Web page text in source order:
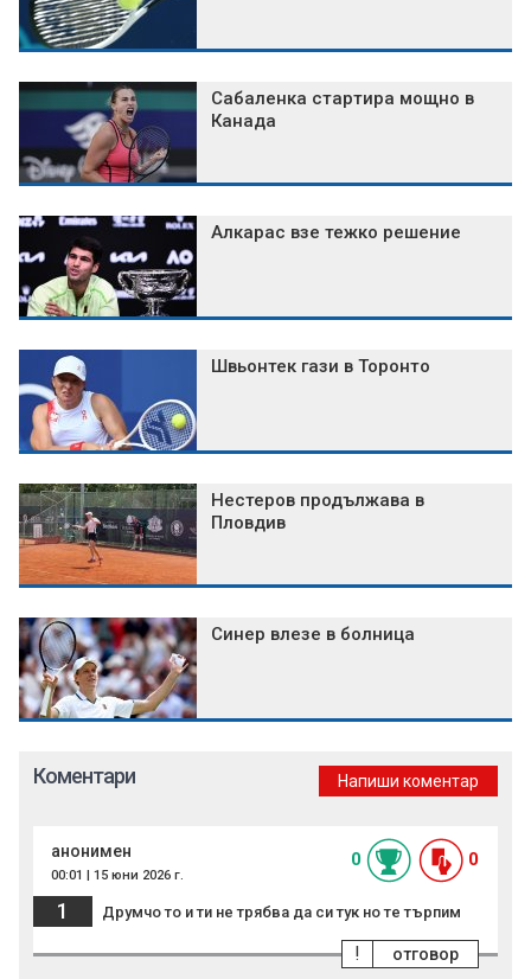
Сабаленка стартира мощно в
Канада
Алкарас взе тежко решение
Швьонтек гази в Торонто
Нестеров продължава в
Пловдив
Синер влезе в болница
Коментари Напиши коментар
анонимен
00:01 | 15 юни 2026 г.
0 0
1 Друмчо то и ти не трябва да си тук но те търпим
отговор
!